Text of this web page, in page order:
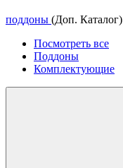
поддоны (Доп. Каталог)
Посмотреть все
Поддоны
Комплектующие